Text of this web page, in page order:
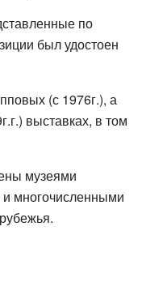
по
был удостоен
(с 1976г.), а
выставках, в том
музеями
и многочисленными